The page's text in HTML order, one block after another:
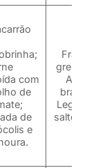
com
de
de
e
Frango
Arroz
branco;